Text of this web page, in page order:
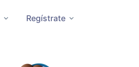
Regístrate